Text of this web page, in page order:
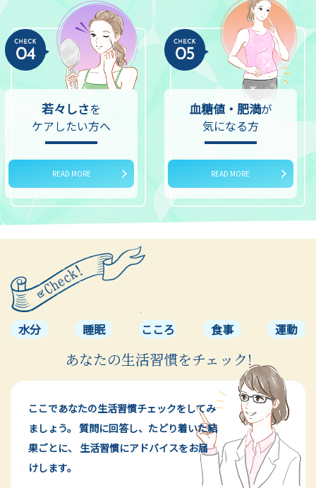
若々しさを
ケアしたい方へ
READ MORE
血糖値・肥満が
気になる方
READ MORE
水分 睡眠 こころ 食事 運動
あなたの生活習慣をチェック!
ここであなたの生活習慣チェックをしてみ
ましょう。 質問に回答し、たどり着いた結
果ごとに、
生活習慣にアドバイスをお届
けします。